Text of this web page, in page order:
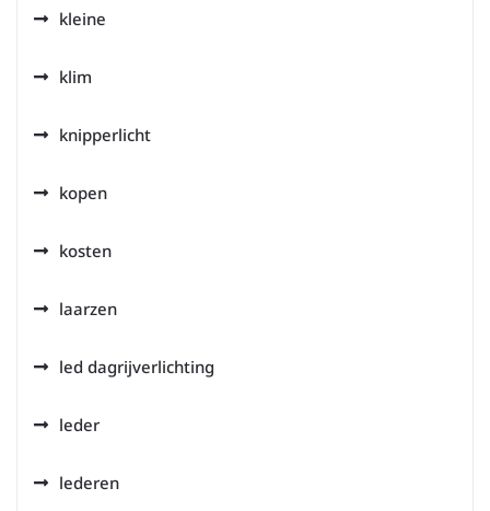
kleine
klim
knipperlicht
kopen
kosten
laarzen
led dagrijverlichting
leder
lederen